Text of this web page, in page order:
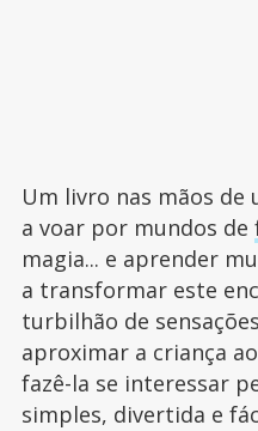
Um livro nas mãos de
a voar por mundos de
magia... e aprender
a transformar este
turbilhão de
aproximar a criança
fazê-la se interessar
simples, divertida e